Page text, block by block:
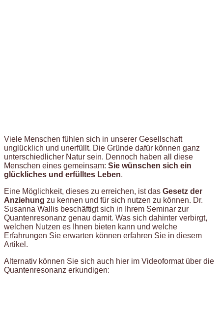
Viele Menschen fühlen sich in unserer Gesellschaft
unglücklich und unerfüllt. Die Gründe dafür können ganz
unterschiedlicher Natur sein. Dennoch haben all diese
Menschen eines gemeinsam: Sie wünschen sich ein
glückliches und erfülltes Leben.
Eine Möglichkeit, dieses zu erreichen, ist das Gesetz der
Anziehung zu kennen und für sich nutzen zu können. Dr.
Susanna Wallis beschäftigt sich in Ihrem Seminar zur
Quantenresonanz genau damit. Was sich dahinter verbirgt,
welchen Nutzen es Ihnen bieten kann und welche
Erfahrungen Sie erwarten können erfahren Sie in diesem
Artikel.
Alternativ können Sie sich auch hier im Videoformat über die
Quantenresonanz erkundigen: